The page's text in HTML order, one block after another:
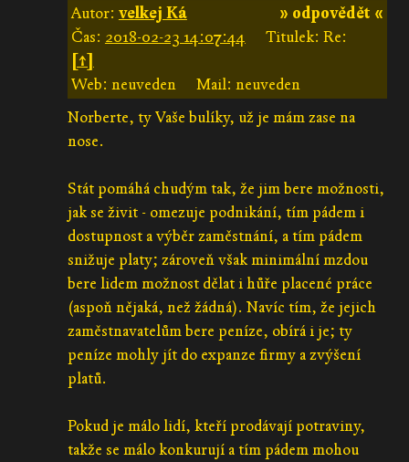
» odpovědět «
Autor: velkej Ká
Čas: 2018-02-23 14:07:44
Titulek: Re:
[↑]
Web: neuveden
Mail: neuveden
Norberte, ty Vaše bulíky, už je mám zase na
nose.
Stát pomáhá chudým tak, že jim bere možnosti,
jak se živit - omezuje podnikání, tím pádem i
dostupnost a výběr zaměstnání, a tím pádem
snižuje platy; zároveň však minimální mzdou
bere lidem možnost dělat i hůře placené práce
(aspoň nějaká, než žádná). Navíc tím, že jejich
zaměstnavatelům bere peníze, obírá i je; ty
peníze mohly jít do expanze firmy a zvýšení
platů.
Pokud je málo lidí, kteří prodávají potraviny,
takže se málo konkurují a tím pádem mohou